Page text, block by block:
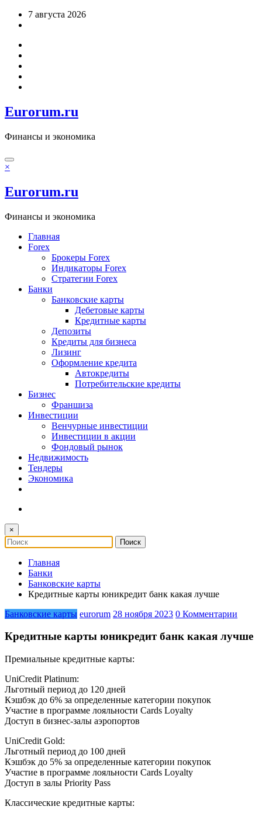
Перейти7 августа 2026
Eurorum.ru
Финансы и экономика
×
Eurorum.ru
Финансы и экономика
Главная
Forex
Брокеры Forex
Индикаторы Forex
Стратегии Forex
Банки
Банковские карты
Дебетовые карты
Кредитные карты
Депозиты
Кредиты для бизнеса
Лизинг
Оформление кредита
Автокредиты
Потребительские кредиты
Бизнес
Франшиза
Инвестиции
Венчурные инвестиции
Инвестиции в акции
Фондовый рынок
Недвижимость
Тендеры
Экономика
×
Главная
Банки
Банковские карты
Кредитные карты юникредит банк какая лучше
Банковские карты eurorum 28 ноября 2023 0 Комментарии
Кредитные карты юникредит банк какая лучше
Премиальные кредитные карты:
UniCredit Platinum:
Льготный период до 120 дней
Кэшбэк до 6% за определенные категории покупок
Участие в программе лояльности Cards Loyalty
Доступ в бизнес-залы аэропортов
UniCredit Gold:
Льготный период до 100 дней
Кэшбэк до 5% за определенные категории покупок
Участие в программе лояльности Cards Loyalty
Доступ в залы Priority Pass
Классические кредитные карты: